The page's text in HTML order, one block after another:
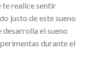
te realice sentir
justo de este sueno
desarrolla el sueno
durante el